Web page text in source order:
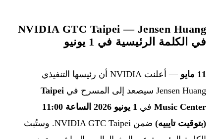
NVIDIA GTC Taipei — Jensen Huang
في الكلمة الرئيسية في 1 يونيو
11 مايو
— أعلنت NVIDIA أن رئيسها التنفيذي
Jensen Huang سيصعد إلى المسرح في
Taipei
Music Center في
1 يونيو 2026 الساعة 11:00
(بتوقيت تايبيه)
ضمن NVIDIA GTC Taipei. وستُبث